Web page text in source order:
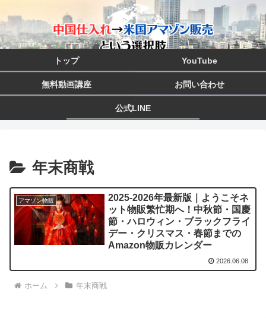
トップ YouTube
無料動画講座 お問い合わせ
公式LINE
年末商戦
アマゾン物販
2025-2026年最新版｜ようこそネ
ット物販繁忙期へ！中秋節・国慶
節・ハロウィン・ブラックフライ
デー・クリスマス・春節までの
Amazon物販カレンダー
2026.06.08
ホーム 年末商戦